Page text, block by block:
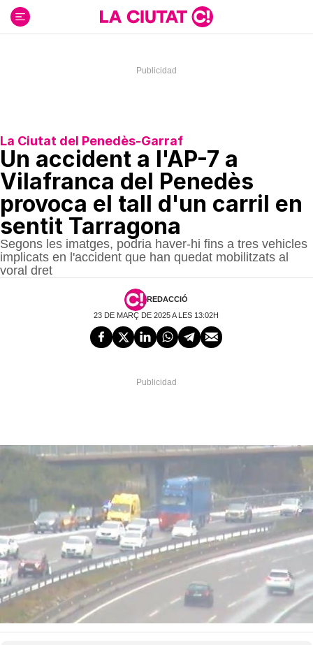
contenido
La Ciutat del Penedès-Garraf
Un accident a l'AP-7 a
Vilafranca del Penedès
provoca el tall d'un carril en
sentit Tarragona
Segons les imatges, podria haver-hi fins a tres vehicles
implicats en l'accident que han quedat mobilitzats al
voral dret
REDACCIÓ
23 DE MARÇ DE 2025 A LES 13:02H